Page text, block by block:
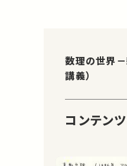
数理の世界
講義）
コンテン